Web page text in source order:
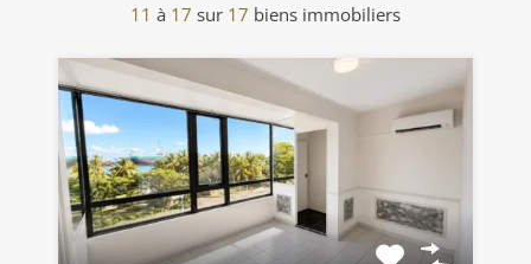
11 à 17 sur 17 biens immobiliers